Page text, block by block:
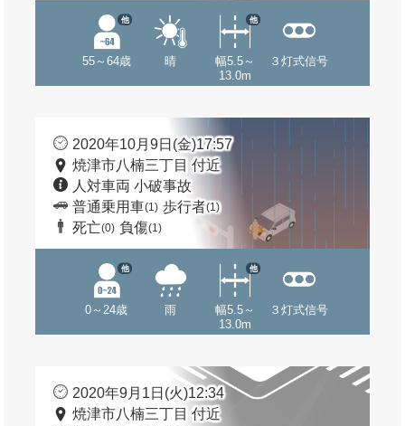
55～64歳
他
晴
幅5.5～
13.0m
他
３灯式信号
2020年10月9日(金)17:57
焼津市八楠三丁目 付近
人対車両 小破事故
普通乗用車(1) 歩行者(1)
死亡(0) 負傷(1)
0～24歳
他
雨
幅5.5～
13.0m
他
３灯式信号
2020年9月1日(火)12:34
焼津市八楠三丁目 付近